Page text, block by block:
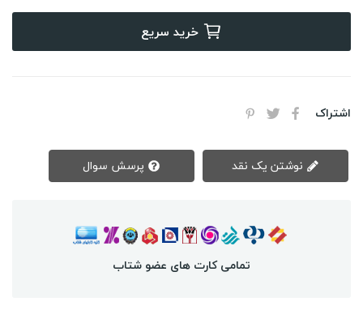
خرید سریع
اشتراک
تمامی کارت های عضو شتاب